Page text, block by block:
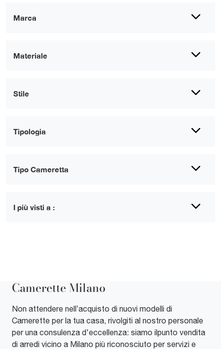
Marca
Materiale
Stile
Tipologia
Tipo Cameretta
I più visti a :
Camerette Milano
Non attendere nell’acquisto di nuovi modelli di
Camerette per la tua casa, rivolgiti al nostro personale
per una consulenza d'eccellenza: siamo ilpunto vendita
di arredi vicino a Milano più riconosciuto per servizi e